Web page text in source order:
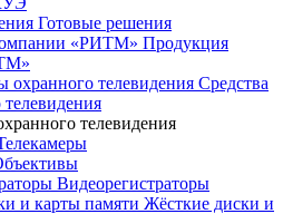
Готовые решения
Продукция
Средства
телевидения
Видеорегистраторы
Жёсткие диски и